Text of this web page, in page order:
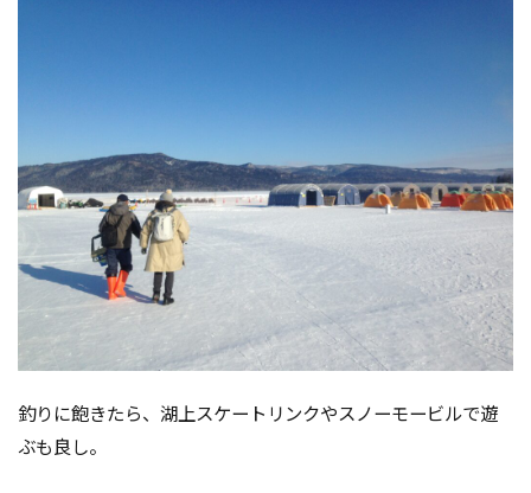
釣りに飽きたら、湖上スケートリンクやスノーモービルで遊
ぶも良し。